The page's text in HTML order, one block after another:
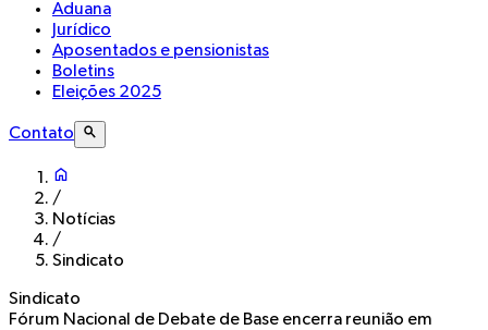
Aduana
Jurídico
Aposentados e pensionistas
Boletins
Eleições 2025
Contato
/
Notícias
/
Sindicato
Sindicato
Fórum Nacional de Debate de Base encerra reunião em